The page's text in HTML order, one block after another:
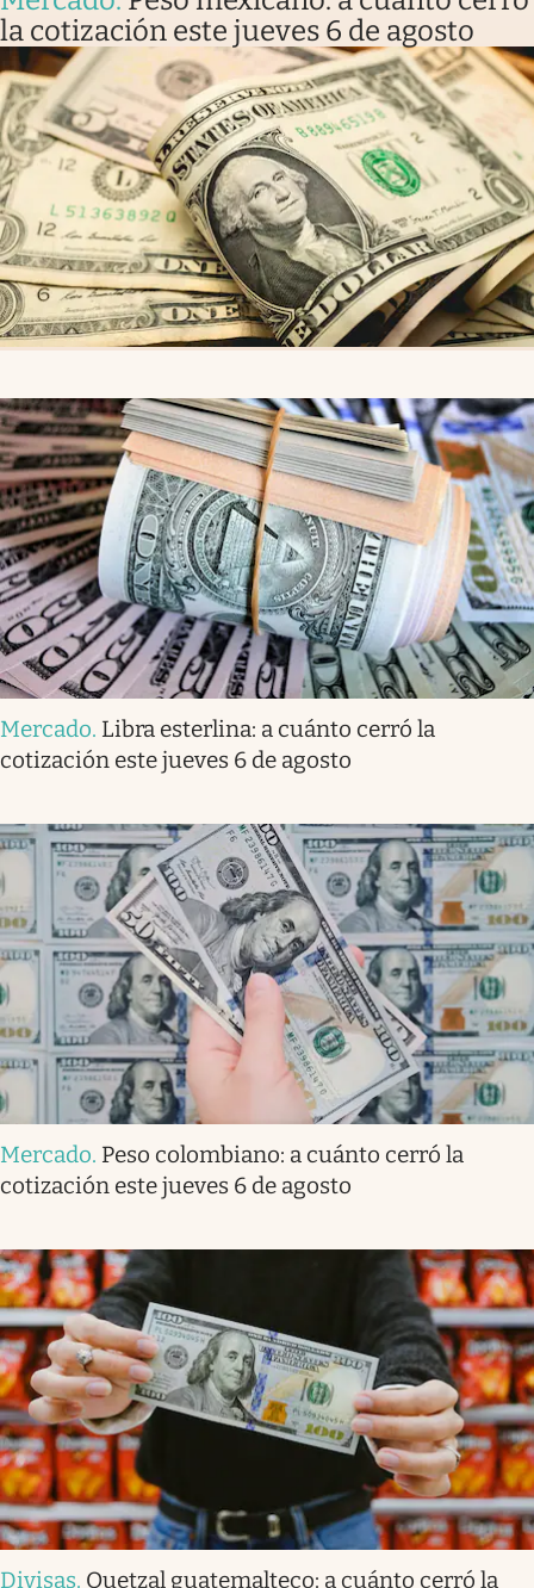
la cotización este jueves 6 de agosto
Mercado. Libra esterlina: a cuánto cerró la
cotización este jueves 6 de agosto
Mercado. Peso colombiano: a cuánto cerró la
cotización este jueves 6 de agosto
Divisas. Quetzal guatemalteco: a cuánto cerró la